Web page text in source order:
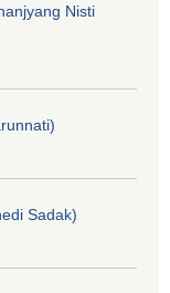
Nisti
Sadak)